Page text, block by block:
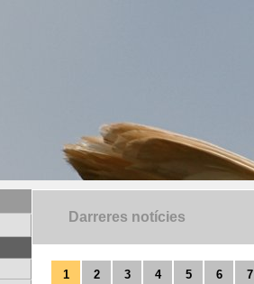
Darreres notícies
1 2 3 4 5 6 7